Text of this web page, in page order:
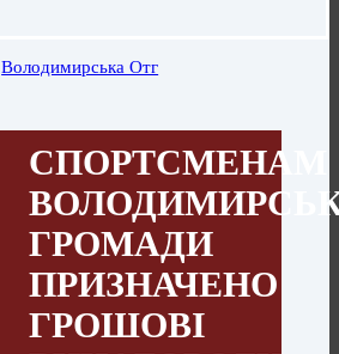
Володимирська Отг
СПОРТСМЕНАМ
ГРОМАДИ
ПРИЗНАЧЕНО
ГРОШОВІ